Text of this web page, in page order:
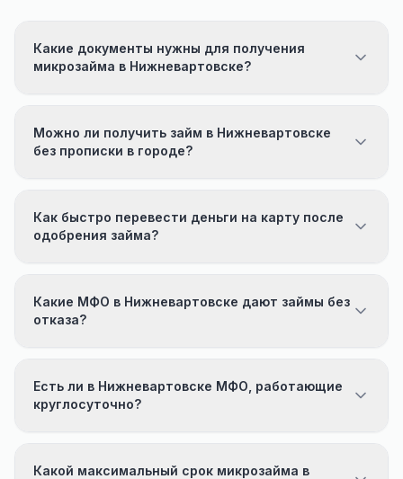
Какие документы нужны для получения
микрозайма в Нижневартовске?
Можно ли получить займ в Нижневартовске
без прописки в городе?
Как быстро перевести деньги на карту после
одобрения займа?
Какие МФО в Нижневартовске дают займы без
отказа?
Есть ли в Нижневартовске МФО, работающие
круглосуточно?
Какой максимальный срок микрозайма в